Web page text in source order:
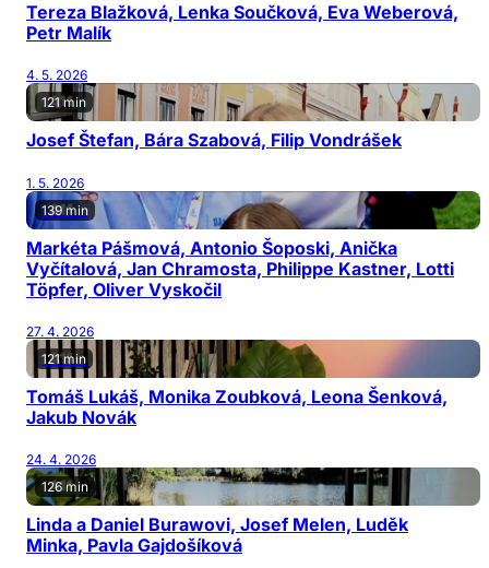
Tereza Blažková, Lenka Součková, Eva Weberová,
Petr Malík
4. 5. 2026
121 min
Josef Štefan, Bára Szabová, Filip Vondrášek
1. 5. 2026
139 min
Markéta Pášmová, Antonio Šoposki, Anička
Vyčítalová, Jan Chramosta, Philippe Kastner, Lotti
Töpfer, Oliver Vyskočil
27. 4. 2026
121 min
Tomáš Lukáš, Monika Zoubková, Leona Šenková,
Jakub Novák
24. 4. 2026
126 min
Linda a Daniel Burawovi, Josef Melen, Luděk
Minka, Pavla Gajdošíková